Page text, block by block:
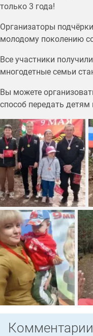
только 3 года!
Организаторы
молодому поколению
Все участники
многодетные семьи
Вы можете
способ передать